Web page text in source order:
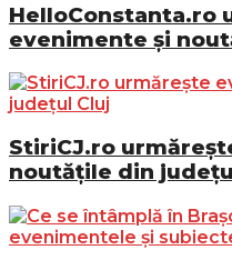
HelloConstanta.ro
evenimente și
StiriCJ.ro
noutățile din